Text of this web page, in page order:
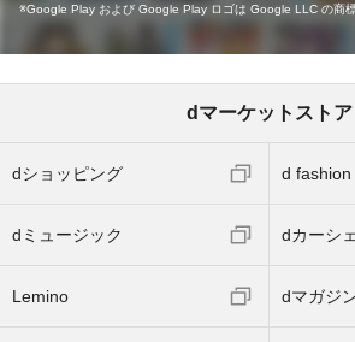
Google Play および Google Play ロゴは Google LLC の商標
dマーケットストア
dショッピング d fashion
dミュージック dカーシ
Lemino dマガジ